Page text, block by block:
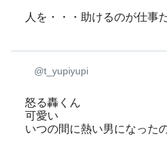
人を・・・助けるのが仕事
@t_yupiyupi
怒る轟くん
可愛い
いつの間に熱い男になった